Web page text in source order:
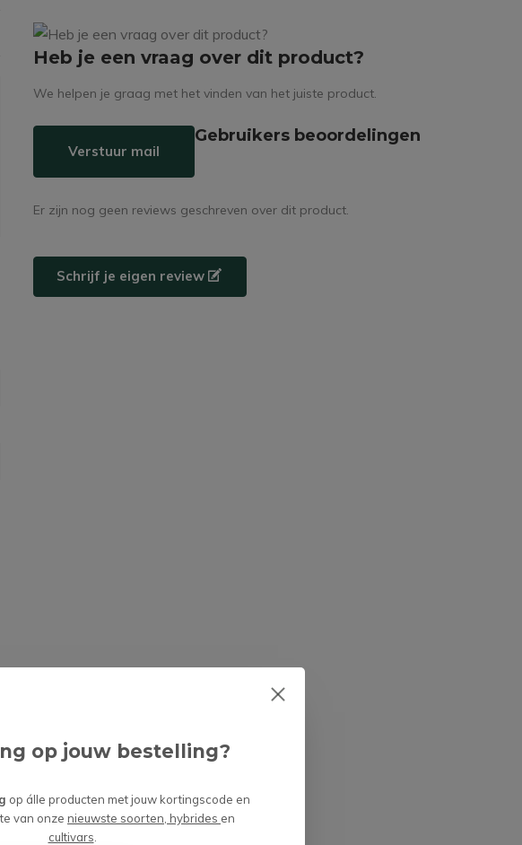
Heb je een vraag over dit product?
We helpen je graag met het vinden van het juiste product.
Verstuur mail
Gebruikers beoordelingen
Er zijn nog geen reviews geschreven over dit product.
Schrijf je eigen review
op jouw bestelling?
op álle producten met jouw kortingscode en
van onze nieuwste soorten, hybrides en
cultivars